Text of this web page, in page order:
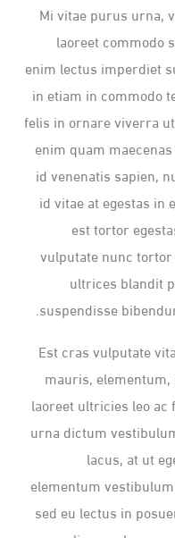
Mi vitae purus urna,
laoreet commodo
enim lectus imperdiet
in etiam in commodo
felis in ornare viverra
enim quam
id venenatis sapien,
id vitae at egestas in
est tortor
vulputate nunc
ultrices blandit
suspendisse
Est cras vulputate
mauris,
laoreet ultricies leo
urna dictum
lacus, at ut
elementum
sed eu lectus in